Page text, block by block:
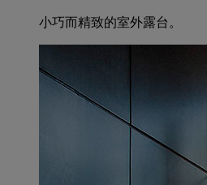
小巧而精致的室外露台。